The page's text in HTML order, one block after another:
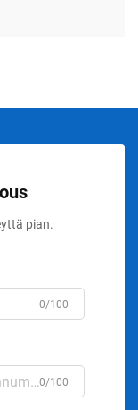
pian.
0/100
0/100